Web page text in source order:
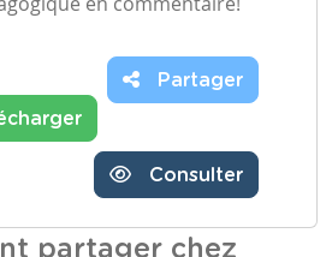
Partager
Consulter
partager chez